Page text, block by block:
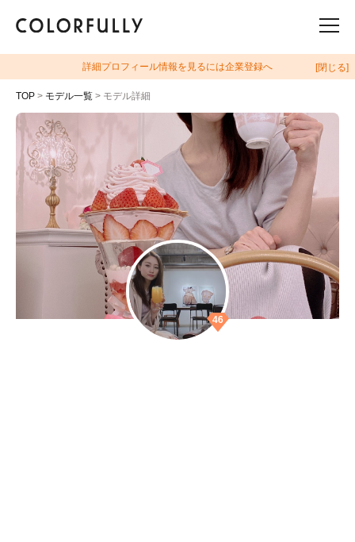
詳細プロフィール情報を見るには企業登録へ [閉じる]
TOP > モデル一覧 > モデル詳細
46